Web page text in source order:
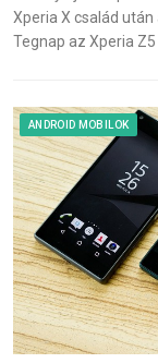
Xperia X család
Tegnap az Xperia
ANDROID MOBILOK